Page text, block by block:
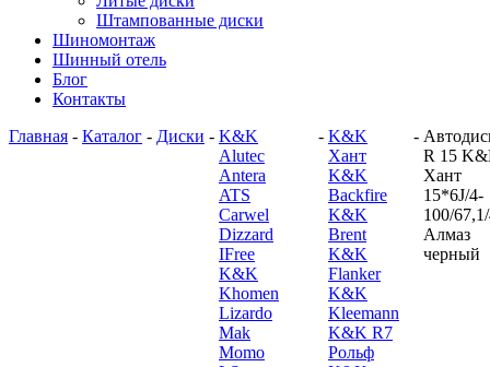
Штампованные диски
Шиномонтаж
Шинный отель
Блог
Контакты
Главная - Каталог - Диски - K&K
Alutec
Antera
ATS
Carwel
Dizzard
IFree
K&K
Khomen
Lizardo
Mak
Momo
- K&K
Хант
K&K
Backfire
K&K
Brent
K&K
Flanker
K&K
Kleemann
K&K R7
Рольф
-
R 15
Хант
15*6J/4-
100/
Алмаз
черный